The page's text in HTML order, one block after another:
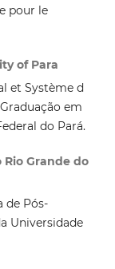
pour le
of Para
et Système d
em
do Pará.
Grande do
de Pós-
Universidade